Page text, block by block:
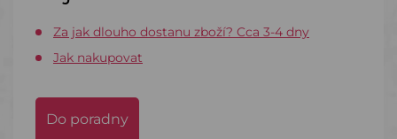
Za jak dlouho dostanu zboží? Cca 3-4 dny
Jak nakupovat
Do poradny